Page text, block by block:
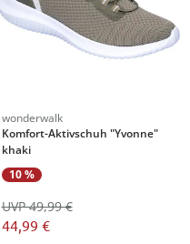
wonderwalk
Komfort-Aktivschuh "Yvonne"
khaki
10 %
44,99 €
UVP 49,99 €